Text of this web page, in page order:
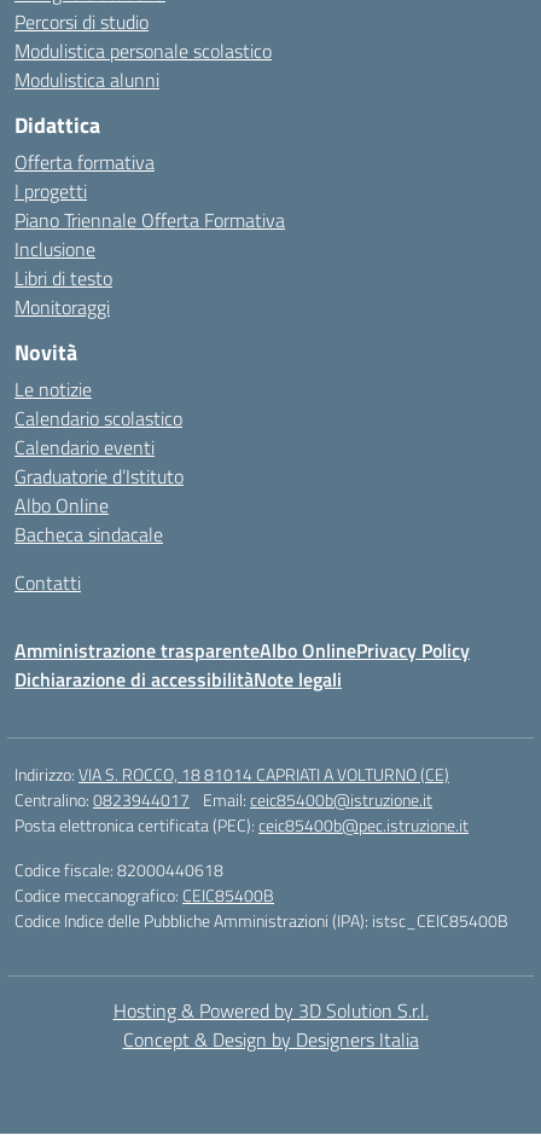
Percorsi di studio
Modulistica personale scolastico
Modulistica alunni
Didattica
Offerta formativa
I progetti
Piano Triennale Offerta Formativa
Inclusione
Libri di testo
Monitoraggi
Novità
Le notizie
Calendario scolastico
Calendario eventi
Graduatorie d’Istituto
Albo Online
Bacheca sindacale
Contatti
Amministrazione trasparenteAlbo OnlinePrivacy Policy
Dichiarazione di accessibilitàNote legali
Indirizzo:VIA S. ROCCO, 18 81014 CAPRIATI A VOLTURNO (CE)
Centralino:0823944017 Email:ceic85400b@istruzione.it
Posta elettronica certificata (PEC):ceic85400b@pec.istruzione.it
Codice fiscale: 82000440618
Codice meccanografico: CEIC85400B
Codice Indice delle Pubbliche Amministrazioni (IPA): istsc_CEIC85400B
Hosting & Powered by 3D Solution S.r.l.
Concept & Design by Designers Italia